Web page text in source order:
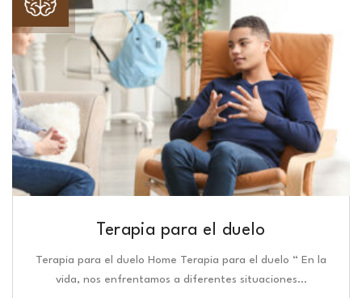
Terapia para el duelo
Terapia para el duelo Home Terapia para el duelo “ En la
vida, nos enfrentamos a diferentes situaciones…